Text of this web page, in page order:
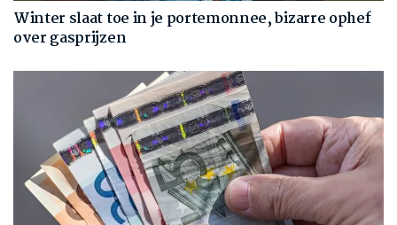
Winter slaat toe in je portemonnee, bizarre ophef
over gasprijzen